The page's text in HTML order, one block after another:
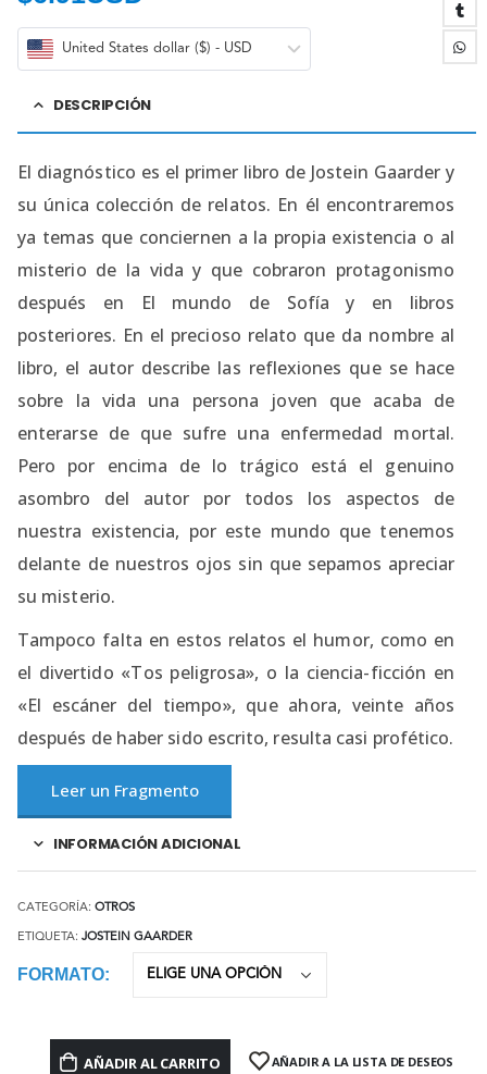
United States dollar ($) - USD
DESCRIPCIÓN
El diagnóstico es el primer libro de Jostein Gaarder y
su única colección de relatos. En él encontraremos
ya temas que conciernen a la propia existencia o al
misterio de la vida y que cobraron protagonismo
después en El mundo de Sofía y en libros
posteriores. En el precioso relato que da nombre al
libro, el autor describe las reflexiones que se hace
sobre la vida una persona joven que acaba de
enterarse de que sufre una enfermedad mortal.
Pero por encima de lo trágico está el genuino
asombro del autor por todos los aspectos de
nuestra existencia, por este mundo que tenemos
delante de nuestros ojos sin que sepamos apreciar
su misterio.
Tampoco falta en estos relatos el humor, como en
el divertido «Tos peligrosa», o la ciencia-ficción en
«El escáner del tiempo», que ahora, veinte años
después de haber sido escrito, resulta casi profético.
Leer un Fragmento
INFORMACIÓN ADICIONAL
CATEGORÍA: OTROS
ETIQUETA: JOSTEIN GAARDER
FORMATO
AÑADIR AL CARRITO AÑADIR A LA LISTA DE DESEOS